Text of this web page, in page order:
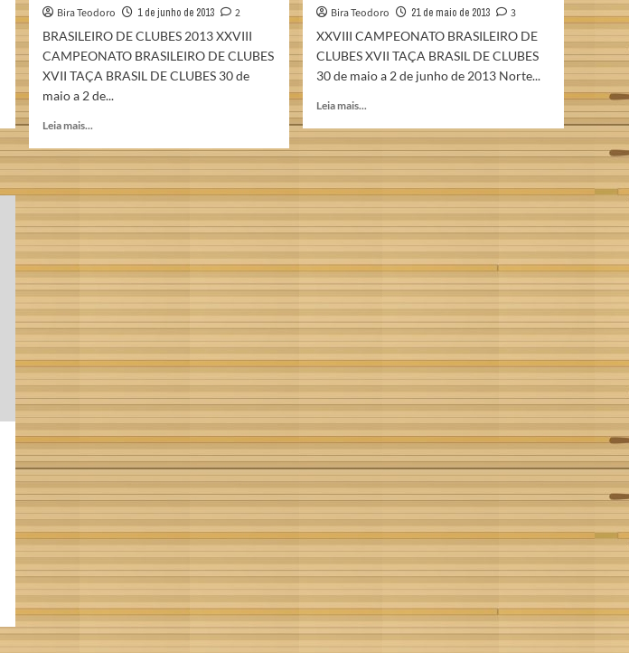
Bira Teodoro 1 de junho de 2013
2
BRASILEIRO DE CLUBES 2013 XXVIII
CAMPEONATO BRASILEIRO DE CLUBES
XVII TAÇA BRASIL DE CLUBES 30 de
maio a 2 de...
Leia mais...
about
BRASILEIRO
DE
2013:
2.º
dias
Bira Teodoro 21 de maio de 2013
3
XXVIII CAMPEONATO BRASILEIRO DE
CLUBES XVII TAÇA BRASIL DE CLUBES
30 de maio a 2 de junho de 2013 Norte...
Leia mais...
about
CAMPEONATO
&
BRASIL
INSCRITOS